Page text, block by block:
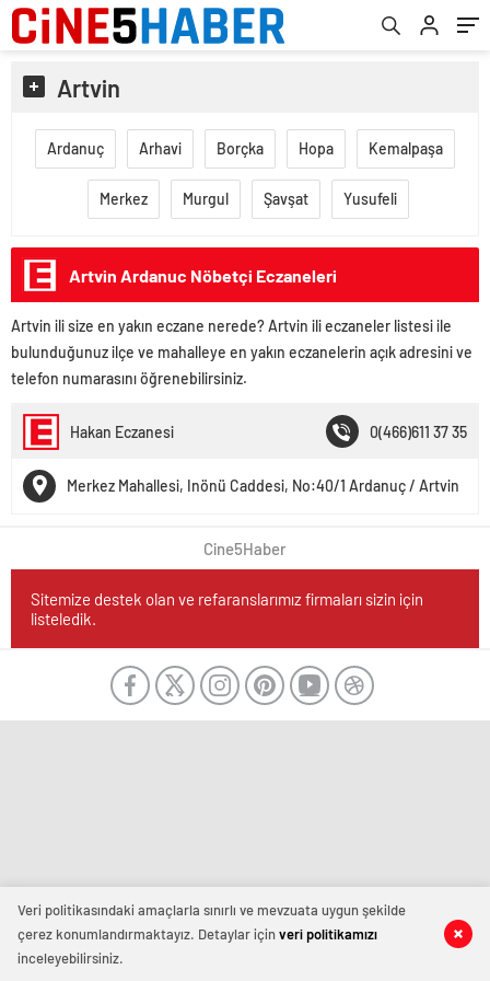
Artvin
Ardanuç Arhavi Borçka Hopa Kemalpaşa
Merkez Murgul Şavşat Yusufeli
Artvin Ardanuc Nöbetçi Eczaneleri
Artvin ili size en yakın eczane nerede? Artvin ili eczaneler listesi ile
bulunduğunuz ilçe ve mahalleye en yakın eczanelerin açık adresini ve
telefon numarasını öğrenebilirsiniz.
Hakan Eczanesi 0(466)611 37 35
Merkez Mahallesi, Inönü Caddesi, No:40/1 Ardanuç / Artvin
Cine5Haber
Sitemize destek olan ve refaranslarımız firmaları sizin için
listeledik.
Veri politikasındaki amaçlarla sınırlı ve mevzuata uygun şekilde
çerez konumlandırmaktayız. Detaylar içinveri politikamızı
inceleyebilirsiniz.